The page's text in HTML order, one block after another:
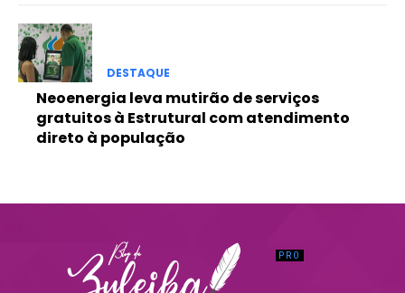
DESTAQUE
Neoenergia leva mutirão de serviços
gratuitos à Estrutural com atendimento
direto à população